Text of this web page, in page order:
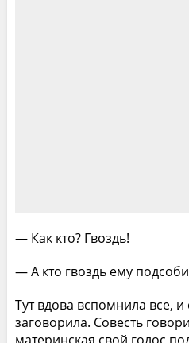
— Как кто? Гвоздь!
— А кто гвоздь ему
Тут вдова вспомнила все, и
заговорила. Совесть